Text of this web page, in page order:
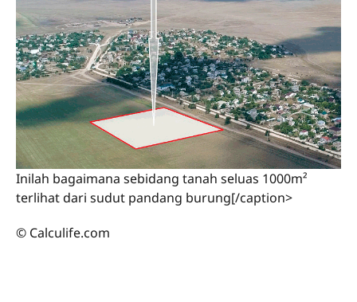
Inilah bagaimana sebidang tanah seluas 1000m²
terlihat dari sudut pandang burung[/caption>
© Calculife.com